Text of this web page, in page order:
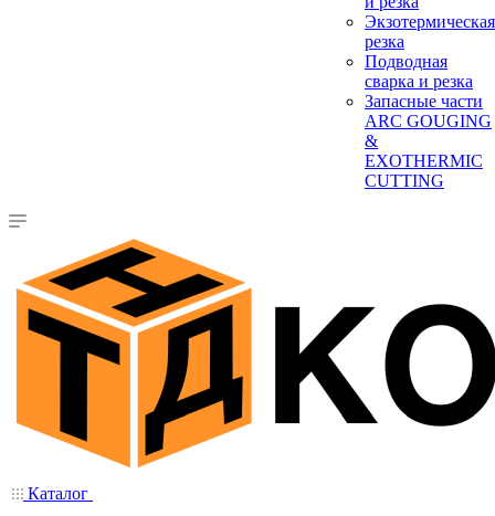
Экзотермическая
резка
Подводная
сварка и резка
Запасные части
ARC GOUGING
&
EXOTHERMIC
CUTTING
Каталог